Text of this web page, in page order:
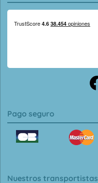
Pago seguro
Nuestros transportistas